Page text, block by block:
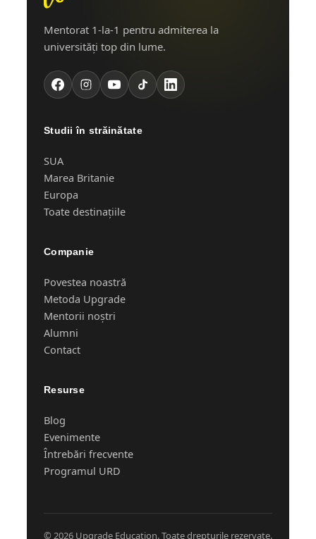
Mentorat 1-la-1 pentru admiterea la
universități top din lume.
Studii în străinătate
SUA
Marea Britanie
Europa
Toate destinațiile
Companie
Povestea noastră
Metoda Upgrade
Mentorii noștri
Alumni
Contact
Resurse
Blog
Evenimente
Întrebări frecvente
Programul URD
© 2026 Upgrade Education. Toate drepturile rezervate.